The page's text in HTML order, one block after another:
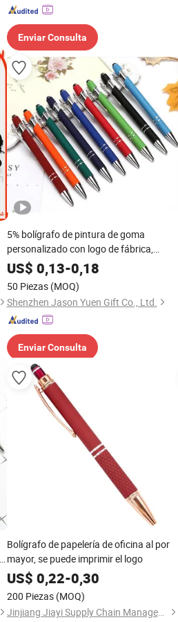
Enviar Consulta
5% bolígrafo de pintura de goma
personalizado con logo de fábrica,
opción de múltiples colores, grabado
láser del logo
US$ 0,13-0,18
50 Piezas (MOQ)
Shenzhen Jason Yuen Gift Co., Ltd.
Enviar Consulta
Bolígrafo de papelería de oficina al por
mayor, se puede imprimir el logo
US$ 0,22-0,30
200 Piezas (MOQ)
Jinjiang Jiayi Supply Chain Management Co., Ltd.